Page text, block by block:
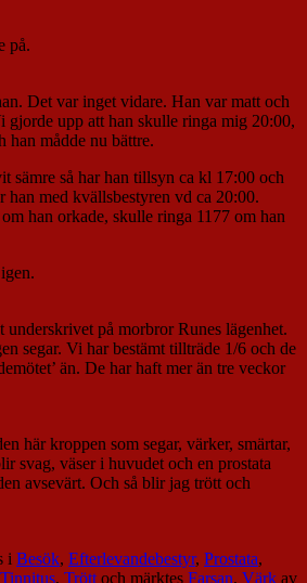
på.
Det var inget vidare. Han var matt och
gjorde upp att han skulle ringa mig 20:00,
han mådde nu bättre.
sämre så har han tillsyn ca kl 17:00 och
han med kvällsbestyren vd ca 20:00.
han orkade, skulle ringa 1177 om han
på morbror Runes lägenhet.
segar. Vi har bestämt tillträde 1/6 och de
än. De har haft mer än tre veckor
här kroppen som segar, värker, smärtar,
svag, väser i huvudet och en prostata
avsevärt. Och så blir jag trött och
i Besök, Efterlevandebestyr, Prostata,
Tinnitus, Tröttoch märktes Farsan, Värk av